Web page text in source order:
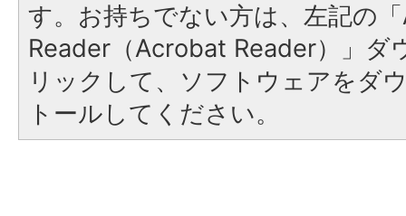
す。お持ちでない方は、左記の
Reader（Acrobat Reader）」ダ
リックして、ソフトウェアをダ
トールしてください。